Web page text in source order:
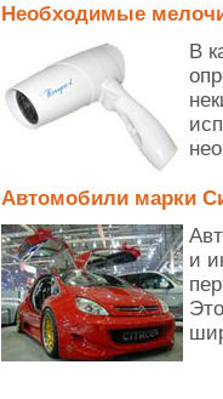
Необходимые
В
Автомобили марки
и